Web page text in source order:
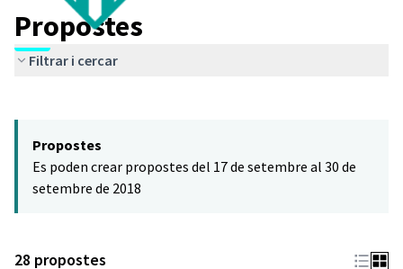
Propostes
Filtrar i cercar
−
Propostes
Es poden crear propostes del 17 de setembre al 30 de
setembre de 2018
28 propostes